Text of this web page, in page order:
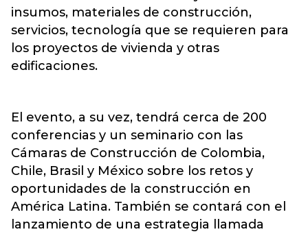
insumos, materiales de construcción,
servicios, tecnología que se requieren para
los proyectos de vivienda y otras
edificaciones.
El evento, a su vez, tendrá cerca de 200
conferencias y un seminario con las
Cámaras de Construcción de Colombia,
Chile, Brasil y México sobre los retos y
oportunidades de la construcción en
América Latina. También se contará con el
lanzamiento de una estrategia llamada